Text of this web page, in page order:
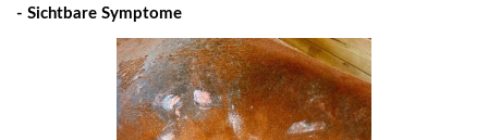
- Sichtbare Symptome